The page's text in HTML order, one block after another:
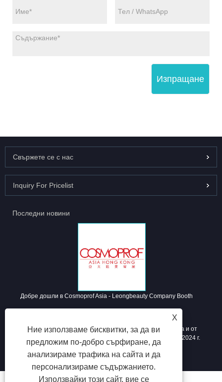
Изпращане
Свържете се с нас
Inquiry For Pricelist
Последни новини
Добре дошли в Cosmoprof Asia - Leongbeauty Company Booth
Космопроф Азия е в ход. Индустрията за красота е гореща и от
ноември до Коледа предлагаме най -големите отстъпки от 2024 г.
Свържете се с нас за най -новия каталог на цените.
X
Ние използваме бисквитки, за да ви
предложим по-добро сърфиране, да
анализираме трафика на сайта и да
персонализираме съдържанието.
Използвайки този сайт, вие се